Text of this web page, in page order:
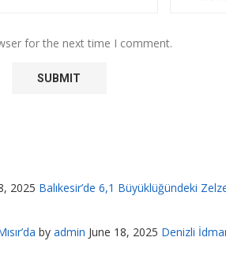
for the next time I comment.
2025 Balıkesir’de 6,1 Büyüklüğündeki
by admin June 18, 2025 Denizli